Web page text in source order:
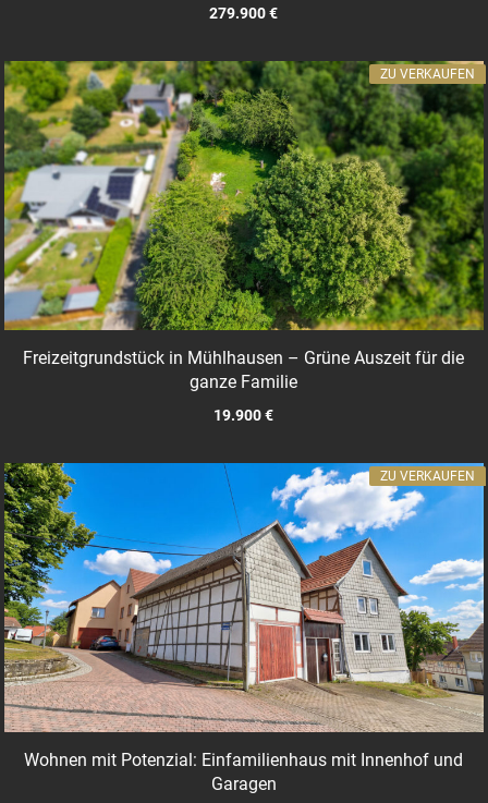
279.900 €
Freizeitgrundstück in Mühlhausen – Grüne Auszeit für die
ganze Familie
19.900 €
ZU VERKAUFEN
Wohnen mit Potenzial: Einfamilienhaus mit Innenhof und
Garagen
ZU VERKAUFEN